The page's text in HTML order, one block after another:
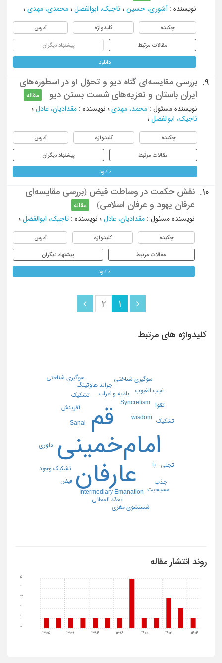
نویسنده : آشوری، حسین ؛ تاجیک، ابوالفضل ؛ محمدی، مهدی ؛
چکیده کلیدواژه آدرس
مقالات مرتبط پیشنهاد دیگران
دانلود
9.
بررسی مقایسه‌ای گناه دیو و تحوّل او در اسطوره‌های
ایران باستان و تعزیه‌های شست بستن دیو
مقاله
نویسنده مسئول : محمد، مهدی ؛ نویسنده : مقدادیان، عادل ؛
تاجیک، ابوالفضل ؛
چکیده کلیدواژه آدرس
مقالات مرتبط پیشنهاد دیگران
دانلود
10.
نقش حکمت در وساطت فیض (بررسی مقایسه‌ای
عرفان یهود و عرفان اسلامی)
مقاله
نویسنده مسئول : مقدادیان، عادل ؛ نویسنده : تاجیک، ابوالفضل ؛
چکیده کلیدواژه آدرس
مقالات مرتبط پیشنهاد دیگران
دانلود
1
2
کلیدواژه های مرتبط
امام‌خمینی
عارفان
قم
Intermediary Emanation
Sanai
Syncretism
wisdom
آفرینش
بادیه و اعراب تشکیک
تعدّد المعانی
جرالد هاوتینگ
سوگیری شناختی
شستشوی مغزی
غیب الغیوب
فیض
بآ تجلی
تشکیک
تشکیک وجود
تقوا
جذب
داوری
سوگیری شناختی
مسیحیت
روند انتشار مقاله
1385 1389 1394 1396 1400 1402 1404
0
1
2
3
4
5